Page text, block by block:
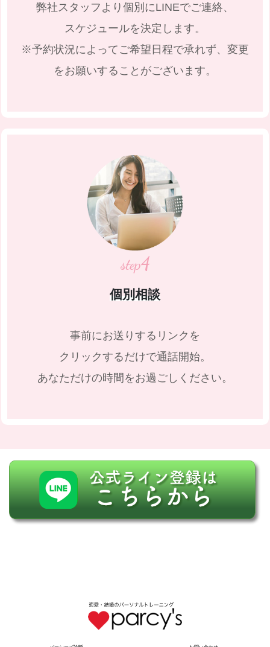
弊社スタッフより個別にLINEでご連絡、
スケジュールを決定します。
※予約状況によってご希望日程で承れず、変更
をお願いすることがございます。
step4
個別相談
事前にお送りするリンクを
クリックするだけで通話開始。
あなただけの時間をお過ごしください。